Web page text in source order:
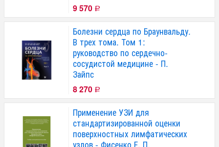
9 570 Р
Болезни сердца по Браунвальду.
В трех тома. Том 1:
руководство по сердечно-
сосудистой медицине - П.
Зайпс
8 270 Р
Применение УЗИ для
стандартизированной оценки
поверхностных лимфатических
узлов - Фисенко Е. П.